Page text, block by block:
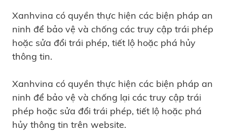
Xanhvina có quyền thực hiện các biện pháp an
ninh để bảo vệ và chống các truy cập trái phép
hoặc sửa đổi trái phép, tiết lộ hoặc phá hủy
thông tin.
Xanhvina có quyền thực hiện các biện pháp an
ninh để bảo vệ và chống lại các truy cập trái
phép hoặc sửa đổi trái phép, tiết lộ hoặc phá
hủy thông tin trên website.